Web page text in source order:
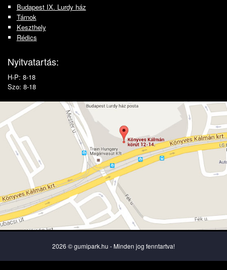
Budapest IX. Lurdy ház
Tárnok
Keszthely
Rédics
Nyitvatartás:
H-P: 8-18
Szo: 8-18
2026 © gumipark.hu - Minden jog fenntartva!